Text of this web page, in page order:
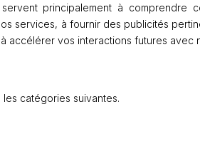
principalement à comprendre
services, à fournir des publicités
accélérer vos interactions futures avec
catégories suivantes.